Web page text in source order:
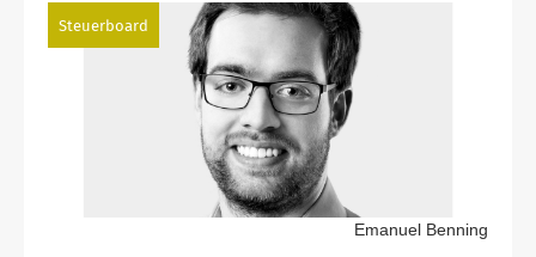
Steuerboard
Emanuel Benning